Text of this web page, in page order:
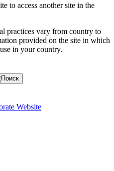
to access another site in the
practices vary from country to
provided on the site in which
in your country.
Website